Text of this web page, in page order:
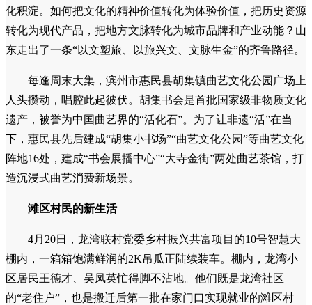
化积淀。如何把文化的精神价值转化为体验价值，把历史资源
转化为现代产品，把地方文脉转化为城市品牌和产业动能？山
东走出了一条“以文塑旅、以旅兴文、文脉生金”的齐鲁路径。
每逢周末大集，滨州市惠民县胡集镇曲艺文化公园广场上
人头攒动，唱腔此起彼伏。胡集书会是首批国家级非物质文化
遗产，被誉为中国曲艺界的“活化石”。为了让非遗“活”在当
下，惠民县先后建成“胡集小书场”“曲艺文化公园”等曲艺文化
阵地16处，建成“书会展播中心”“大寺金街”两处曲艺茶馆，打
造沉浸式曲艺消费新场景。
滩区村民的新生活
4月20日，龙湾联村党委乡村振兴共富项目的10号智慧大
棚内，一箱箱饱满鲜润的2K吊瓜正陆续装车。棚内，龙湾小
区居民王德才、吴凤英忙得脚不沾地。他们既是龙湾社区
的“老住户”，也是搬迁后第一批在家门口实现就业的滩区村